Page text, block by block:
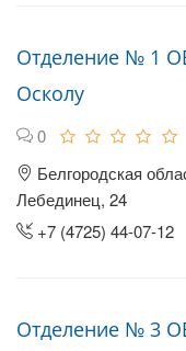
Отделение № 1
Осколу
0
Белгородская
Лебединец, 24
+7 (4725) 44-07-12
Отделение № 3